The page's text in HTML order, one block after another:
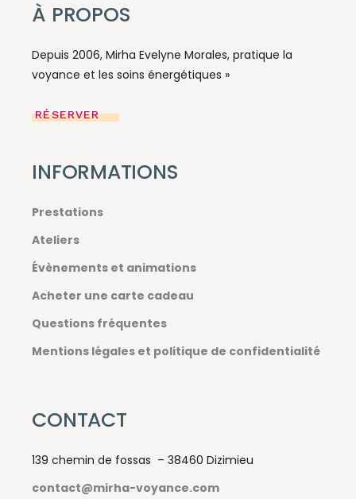
À PROPOS
Depuis 2006, Mirha Evelyne Morales, pratique la
voyance et les soins énergétiques »
RÉSERVER
INFORMATIONS
Prestations
Ateliers
Évènements et animations
Acheter une carte cadeau
Questions fréquentes
Mentions légales et politique de confidentialité
CONTACT
139 chemin de fossas – 38460 Dizimieu
contact@mirha-voyance.com